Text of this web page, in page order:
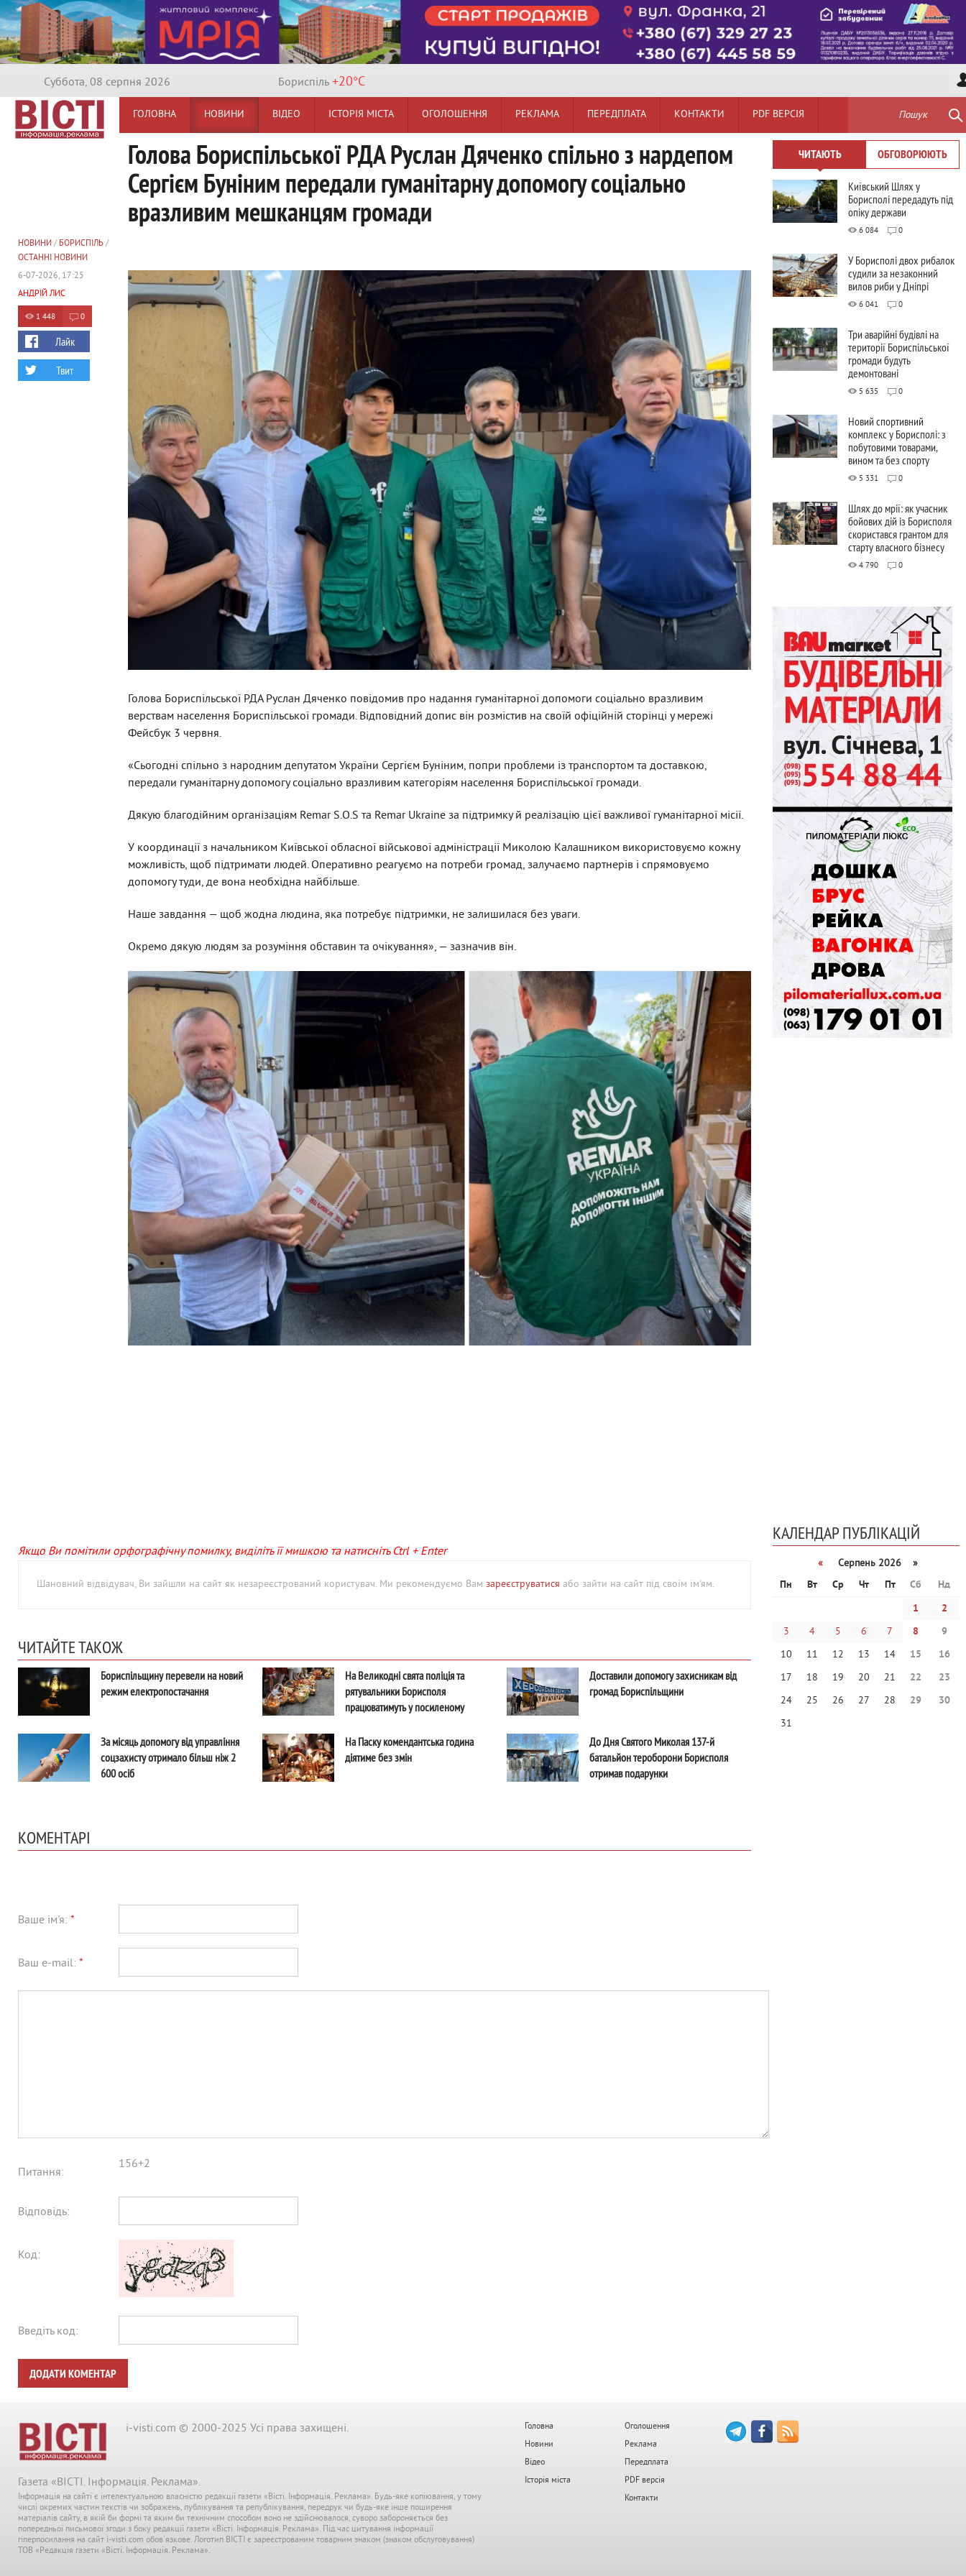
Суббота, 08 серпня 2026 Бориспiль +20°C
ГОЛОВНА НОВИНИ ВІДЕО ІСТОРІЯ МІСТА ОГОЛОШЕННЯ РЕКЛАМА ПЕРЕДПЛАТА КОНТАКТИ PDF ВЕРСІЯ Пошук
Голова Бориспільської РДА Руслан Дяченко спільно з нардепом
Сергієм Буніним передали гуманітарну допомогу соціально
вразливим мешканцям громади
Голова Бориспільської РДА Руслан Дяченко повідомив про надання гуманітарної допомоги соціально вразливим
верствам населення Бориспільської громади. Відповідний допис він розмістив на своїй офіційній сторінці у мережі
Фейсбук 3 червня.
«Сьогодні спільно з народним депутатом України Сергієм Буніним, попри проблеми із транспортом та доставкою,
передали гуманітарну допомогу соціально вразливим категоріям населення Бориспільської громади.
Дякую благодійним організаціям Remar S.O.S та Remar Ukraine за підтримку й реалізацію цієї важливої гуманітарної місії.
У координації з начальником Київської обласної військової адміністрації Миколою Калашником використовуємо кожну
можливість, щоб підтримати людей. Оперативно реагуємо на потреби громад, залучаємо партнерів і спрямовуємо
допомогу туди, де вона необхідна найбільше.
Наше завдання — щоб жодна людина, яка потребує підтримки, не залишилася без уваги.
Окремо дякую людям за розуміння обставин та очікування», — зазначив він.
НОВИНИ/ БОРИСПІЛЬ/
ОСТАННІ НОВИНИ
6-07-2026, 17:25
АНДРІЙ ЛИС
1 448 0
Лайк
Твит
Якщо Ви помітили орфографічну помилку, виділіть її мишкою та натисніть Ctrl + Enter
Шановний відвідувач, Ви зайшли на сайт як незареєстрований користувач. Ми рекомендуємо Вам зареєструватися або зайти на сайт під своїм ім'ям.
ЧИТАЙТЕ ТАКОЖ
Бориспільщину перевели на новий
режим електропостачання
На Великодні свята поліція та
рятувальники Борисполя
працюватимуть у посиленому
Доставили допомогу захисникам від
громад Бориспільщини
За місяць допомогу від управління
соцзахисту отримало більш ніж 2
600 осіб
На Паску комендантська година
діятиме без змін
До Дня Святого Миколая 137-й
батальйон тероборони Борисполя
отримав подарунки
КОМЕНТАРІ
Ваше ім'я: *
Ваш e-mail: *
Питання:
156+2
Відповідь:
Код:
Введіть код:
ДОДАТИ КОМЕНТАР
ЧИТАЮТЬ ОБГОВОРЮЮТЬ
Київський Шлях у
Борисполі передадуть під
опіку держави
6 084 0
У Борисполі двох рибалок
судили за незаконний
вилов риби у Дніпрі
6 041 0
Три аварійні будівлі на
території Бориспільської
громади будуть
демонтовані
5 635 0
Новий спортивний
комплекс у Борисполі: з
побутовими товарами,
вином та без спорту
5 331 0
Шлях до мрії: як учасник
бойових дій із Борисполя
скористався грантом для
старту власного бізнесу
4 790 0
КАЛЕНДАР ПУБЛІКАЦІЙ
«
Серпень 2026 »
Пн
Вт Ср Чт Пт Сб
Нд
1
2
3
4 5 6 7 8
9
10
11 12 13 14 15
16
17
18 19 20 21 22
23
24
25 26 27 28 29
30
31
i-visti.com © 2000-2025 Усі права захищені.
Газета «ВІСТІ. Інформація. Реклама».
Інформація на сайті є інтелектуальною власністю редакції газети «Вісті. Інформація. Реклама». Будь-яке копіювання, у тому
числі окремих частин текстів чи зображень, публікування та републікування, передрук чи будь-яке інше поширення
матеріалів сайту, в якій би формі та яким би технічним способом воно не здійснювалося, суворо забороняється без
попередньої письмової згоди з боку редакції газети «Вісті. Інформація. Реклама». Під час цитування інформації
гіперпосилання на сайт i-visti.com обов'язкове. Логотип ВІСТІ є зареєстрованим товарним знаком (знаком обслуговування)
ТОВ «Редакція газети «Вісті. Інформація. Реклама».
Головна
Новини
Відео
Історія міста
Оголошення
Реклама
Передплата
PDF версія
Контакти